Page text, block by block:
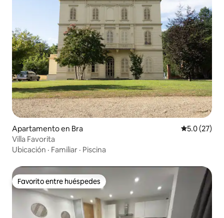
Apartamento en Bra Calificación
5.0 (27)
Villa Favorita
Ubicación · Familiar · Piscina
Favorito entre huéspedes
Favorito entre huéspedes